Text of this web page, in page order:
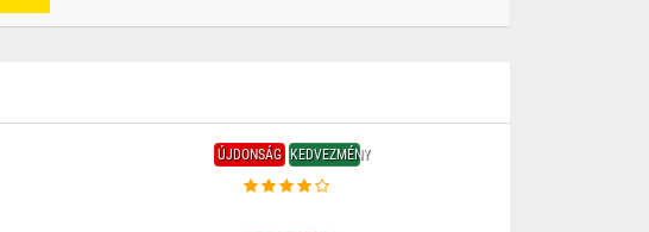
ÚJDONSÁG KEDVEZMÉNY